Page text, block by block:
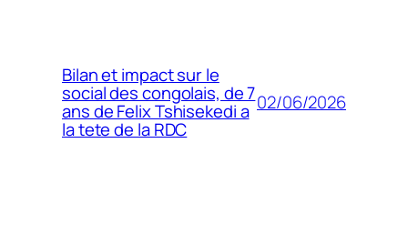
Bilan et impact sur le
social des congolais, de 7
ans de Felix Tshisekedi a
la tete de la RDC
02/06/2026